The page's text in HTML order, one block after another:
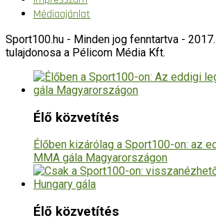
Médiaajánlat
Sport100.hu - Minden jog fenntartva -
tulajdonosa a Pélicom Média Kft.
Élő közvetítés
Élőben kizárólag a Sport100-on: az
MMA gála Magyarországon
Élő közvetítés